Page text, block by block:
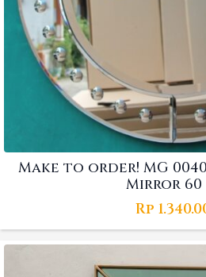
Make to order! MG
Mirror 60
Rp